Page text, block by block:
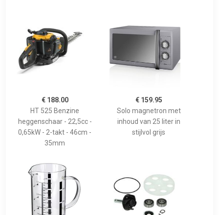
€ 188.00
HT 525 Benzine
heggenschaar - 22,5cc -
0,65kW - 2-takt - 46cm -
35mm
€ 159.95
Solo magnetron met
inhoud van 25 liter in
stijlvol grijs